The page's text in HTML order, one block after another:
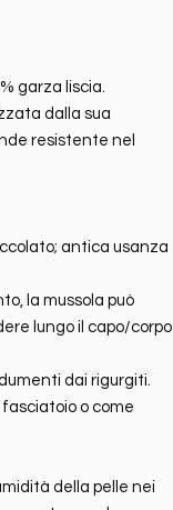
garza liscia.
dalla sua
resistente nel
antica usanza
la mussola può
lungo il capo/corpo
dai rigurgiti.
fasciatoio o come
della pelle nei